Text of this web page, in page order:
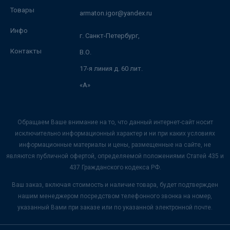
Товары
Инфо
Контакты
armaton.igor@yandex.ru
г. Санкт-Петербург,
В.О.
17-я линия д. 60 лит.
«А»
Обращаем Ваше внимание на то, что данный интернет-сайт носит
исключительно информационный характер и ни при каких условиях
информационные материалы и цены, размещенные на сайте, не
являются публичной офертой, определяемой положениями Статей 435 и
437 Гражданского кодекса РФ.
Ваш заказ, включая стоимость и наличие товара, будет подтвержден
нашим менеджером посредством телефонного звонка на номер,
указанный Вами при заказе или по указанной электронной почте.